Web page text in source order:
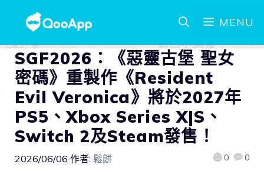
MENU
SGF2026：《惡靈古堡 聖女
密碼》重製作《Resident
Evil Veronica》將於2027年
PS5、Xbox Series X|S、
Switch 2及Steam發售！
2026/06/06 作者: 鬆餅 0 0